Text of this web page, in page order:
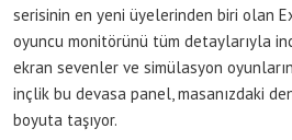
serisinin en yeni üyelerinden biri olan
oyuncu monitörünü tüm detaylarıyla
ekran sevenler ve simülasyon
inçlik bu devasa panel, masanızdaki
boyuta taşıyor.